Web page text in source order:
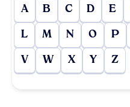
A B C D E
L M N O P
V W X Y Z